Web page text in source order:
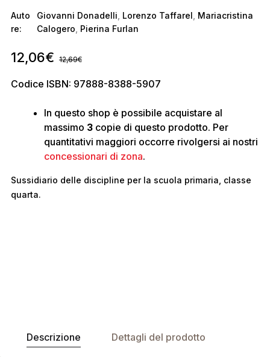
Auto
re:
Giovanni Donadelli Lorenzo Taffarel Mariacristina
Calogero Pierina Furlan
12,06€ 12,69€
Codice ISBN: 97888-8388-5907
In questo shop è possibile acquistare al
massimo 3copie di questo prodotto. Per
quantitativi maggiori occorre rivolgersi ai nostri
concessionari di zona.
Sussidiario delle discipline per la scuola primaria, classe
quarta.
Descrizione Dettagli del prodotto